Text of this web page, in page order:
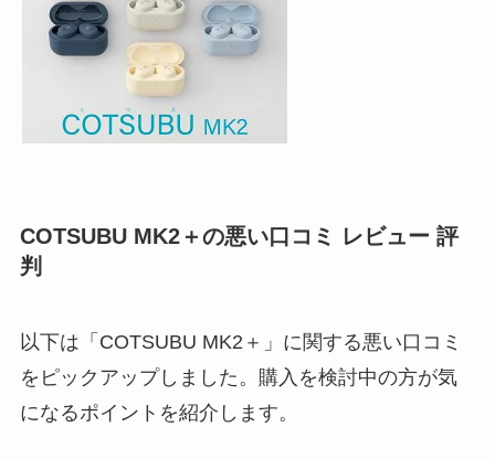
COTSUBU MK2＋の悪い口コミ レビュー 評
判
以下は「COTSUBU MK2＋」に関する悪い口コミ
をピックアップしました。購入を検討中の方が気
になるポイントを紹介します。